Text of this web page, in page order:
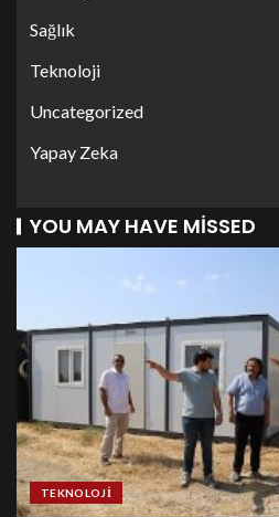
Sağlık
Teknoloji
Uncategorized
Yapay Zeka
YOU MAY HAVE MISSED
TEKNOLOJI